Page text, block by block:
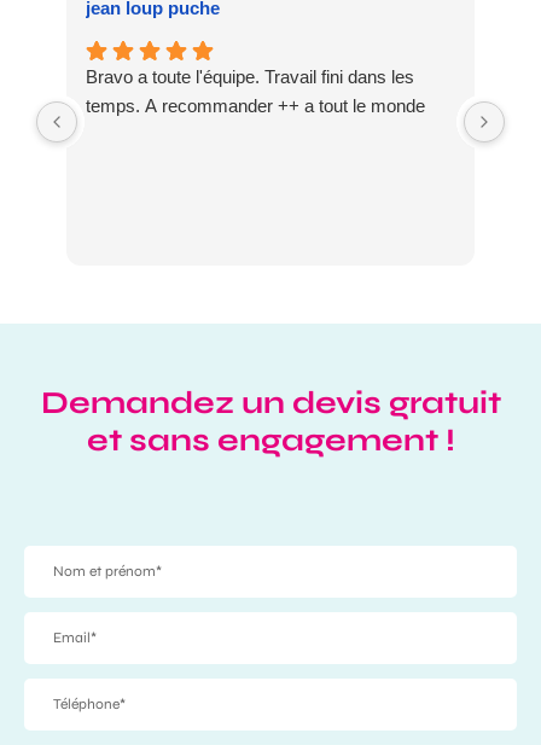
jean loup puche
Bravo a toute l'équipe. Travail fini dans les
temps. A recommander ++ a tout le monde
Demandez un devis gratuit
et sans engagement !